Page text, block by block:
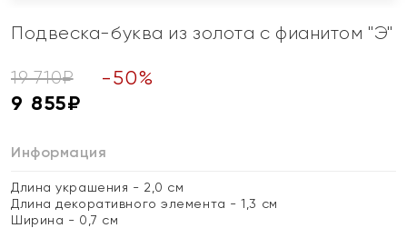
Подвеска-буква из золота с фианитом "Э"
19 710₽ -50%
9 855₽
Информация
Длина украшения - 2,0 см
Длина декоративного элемента - 1,3 см
Ширина - 0,7 см